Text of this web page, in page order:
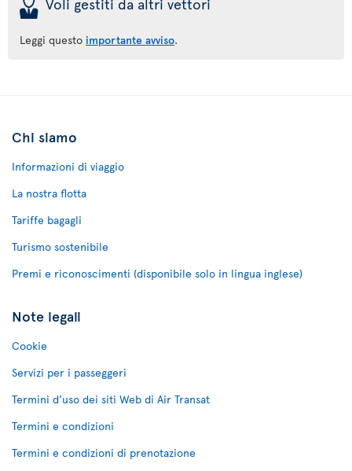
Leggi questo importante avviso.
Chi siamo
Informazioni di viaggio
La nostra flotta
Tariffe bagagli
Turismo sostenibile
Premi e riconoscimenti (disponibile solo in lingua inglese)
Note legali
Cookie
Servizi per i passeggeri
Termini d'uso dei siti Web di Air Transat
Termini e condizioni
Termini e condizioni di prenotazione